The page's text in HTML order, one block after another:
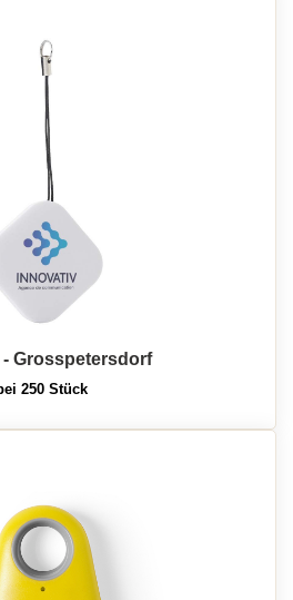
Grosspetersdorf
250 Stück